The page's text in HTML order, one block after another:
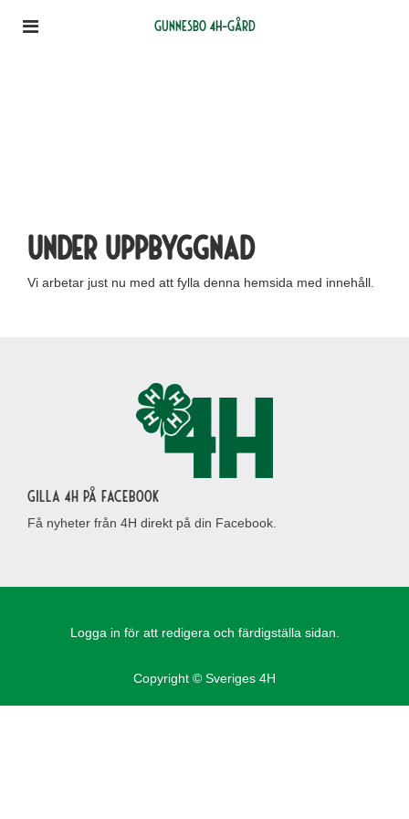
Gunnesbo 4H-gård
Under uppbyggnad
Vi arbetar just nu med att fylla denna hemsida med innehåll.
Gilla 4H på Facebook
Få nyheter från 4H direkt på din Facebook.
Logga in för att redigera och färdigställa sidan.
Copyright © Sveriges 4H